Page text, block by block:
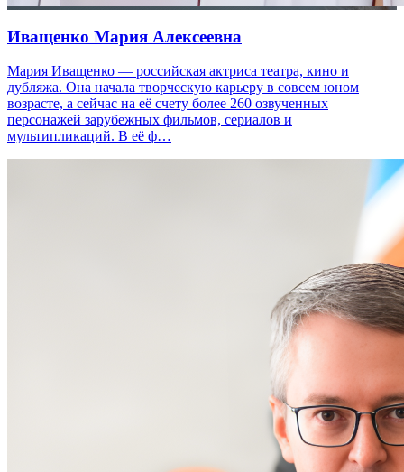
Иващенко Мария Алексеевна
Мария Иващенко — российская актриса театра, кино и
дубляжа. Она начала творческую карьеру в совсем юном
возрасте, а сейчас на её счету более 260 озвученных
персонажей зарубежных фильмов, сериалов и
мультипликаций. В её ф…